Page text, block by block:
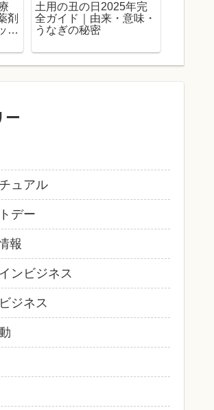
剤
チ
土用の丑の日2025年完
全ガイド｜由来・意味・
うなぎの秘密
ー
ュアル
デー
報
ンビジネス
ジネス